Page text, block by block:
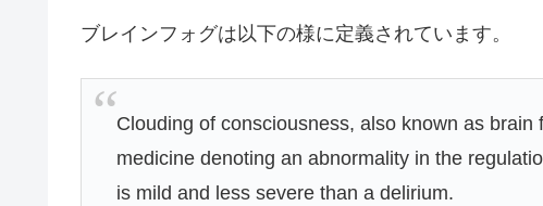
ブレインフォグは以下の様に定義されています。
Clouding of consciousness, also known as
medicine denoting an abnormality in the
is mild and less severe than a delirium.